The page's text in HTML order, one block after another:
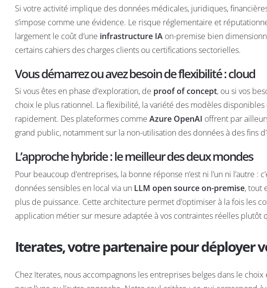
Si votre activité implique des données médicales, juridiques,
s’impose comme une évidence. Le risque réglementaire et
largement le coût d’une infrastructure IA on-premise bien
certains cahiers des charges clients ou certifications sectorielles.
Vous démarrez ou avez besoin de flexibilité : cloud
Si vous êtes en phase d’exploration, de proof of concept, ou si vos
choix le plus rationnel. La flexibilité, la variété des modèles
rapidement. Des plateformes comme Azure OpenAI offrent par
grand public, notamment sur la non-utilisation des données à des fins
L’approche hybride : le meilleur des deux mondes
Pour beaucoup d’entreprises, la bonne réponse n’est ni l’un ni l’autre :
données sensibles en local via un LLM open source on-premise, tout
plus de puissance. Cette architecture permet d’optimiser à la fois les
application métier sur mesure adaptée à vos contraintes réelles plutôt
Iterates, votre partenaire pour déployer
Chez Iterates, nous accompagnons les entreprises belges dans le